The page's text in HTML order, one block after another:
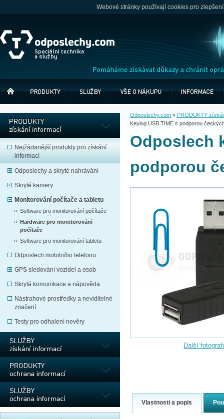
Webové stránky používají cookies pro
Nejžádanější produkty pro získání
informací
Odposlechy a skryté nahrávání
Skryté kamery
Monitorování počítače a tabletu
Software pro monitorování počítače
Hardware pro monitorování
počítače
Software pro monitorování tabletu
Odposlech mobilního telefonu
GPS sledování vozidel a osob
Skrytá komunikace a nápověda
Nástrahové prostředky a neviditelné
značení
Testy pro odhalení nevěry
Odposlechy.com » PRODUKTY
Keylog USB TIME s podporou
Odposlech
podporou
Další
Vlastnosti a popis